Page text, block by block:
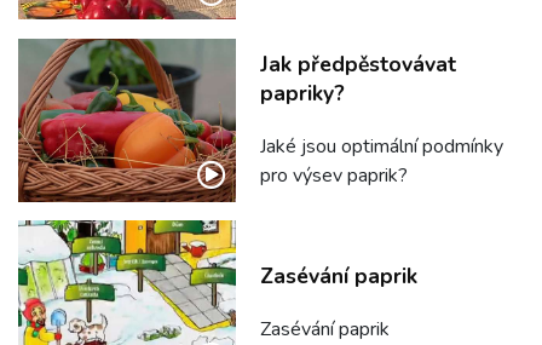
Jak předpěstovávat
papriky?
Jaké jsou optimální podmínky
pro výsev paprik?
Zasévání paprik
Zasévání paprik